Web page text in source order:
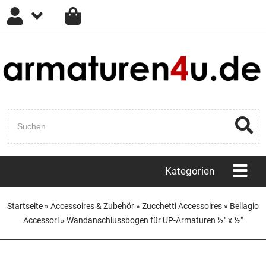
Kategorien
Startseite » Accessoires & Zubehör » Zucchetti Accessoires » Bellagio
Accessori » Wandanschlussbogen für UP-Armaturen ½" x ½"